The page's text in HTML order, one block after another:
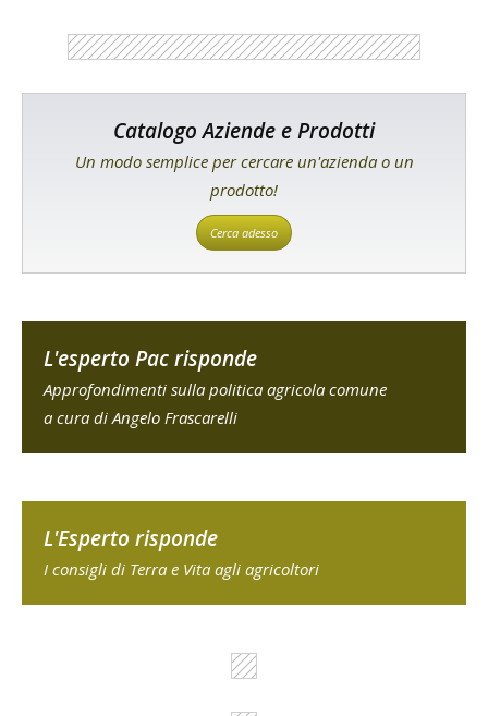
Catalogo Aziende e Prodotti
Un modo semplice per cercare un'azienda o un
prodotto!
Cerca adesso
L'esperto Pac risponde
Approfondimenti sulla politica agricola comune
a cura di Angelo Frascarelli
L'Esperto risponde
I consigli di Terra e Vita agli agricoltori